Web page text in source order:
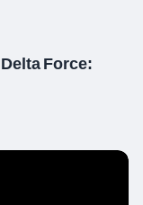
Force: